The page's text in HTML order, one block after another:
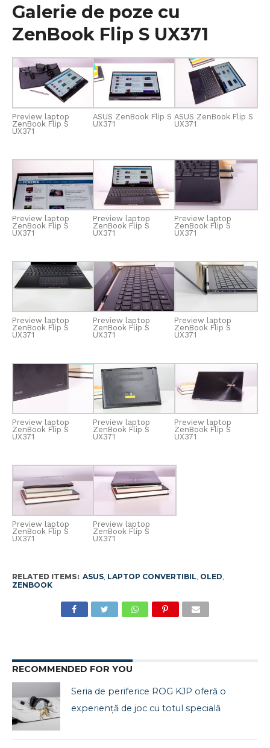
Galerie de poze cu
ZenBook Flip S UX371
Preview laptop
ZenBook Flip S
UX371
ASUS ZenBook Flip S
UX371
ASUS ZenBook Flip S
UX371
Preview laptop
ZenBook Flip S
UX371
Preview laptop
ZenBook Flip S
UX371
Preview laptop
ZenBook Flip S
UX371
Preview laptop
ZenBook Flip S
UX371
Preview laptop
ZenBook Flip S
UX371
Preview laptop
ZenBook Flip S
UX371
Preview laptop
ZenBook Flip S
UX371
Preview laptop
ZenBook Flip S
UX371
Preview laptop
ZenBook Flip S
UX371
Preview laptop
ZenBook Flip S
UX371
Preview laptop
ZenBook Flip S
UX371
RELATED ITEMS: ASUS, LAPTOP CONVERTIBIL OLED
ZENBOOK
RECOMMENDED FOR YOU
Seria de periferice ROG KJP oferă o
experiență de joc cu totul specială